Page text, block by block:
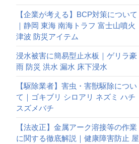
【企業が考える】BCP対策について
｜静岡 東海 南海トラフ 富士山噴火
津波 防災アイテム
浸水被害に簡易型止水板｜ゲリラ豪
雨 防災 洪水 漏水 床下浸水
【駆除業者】害虫・害獣駆除につい
て｜ゴキブリ シロアリ ネズミ ハチ
スズメバチ
【法改正】金属アーク溶接等の作業
に関する徹底解説｜健康障害防止 屋